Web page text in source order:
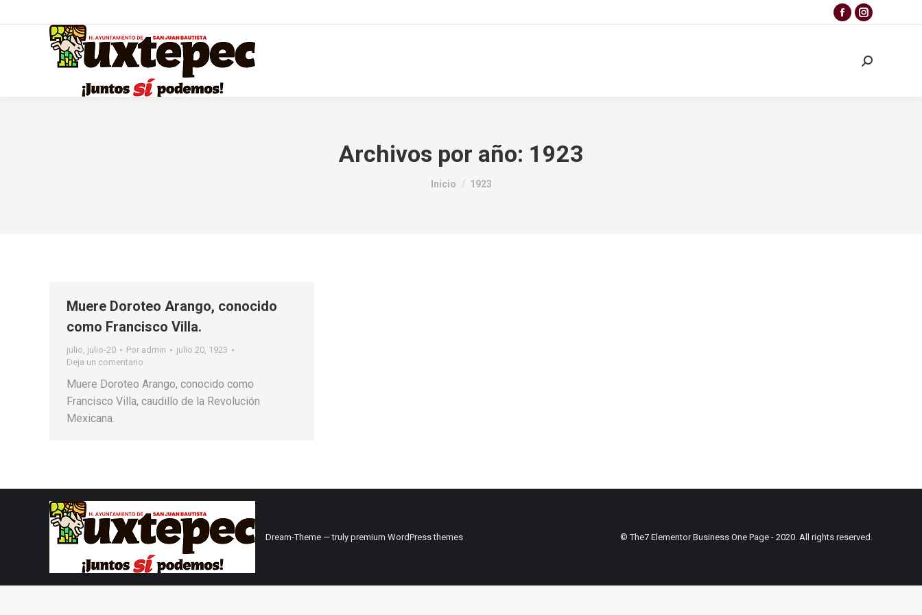
Archivos por año: 1923
Estás aquí:
Inicio 1923
Muere Doroteo Arango, conocido
como Francisco Villa.
julio, julio-20 Por admin
julio 20, 1923
Deja un comentario
Muere Doroteo Arango, conocido como
Francisco Villa, caudillo de la Revolución
Mexicana.
Dream-Theme — truly premium WordPress themes © The7 Elementor Business One Page - 2020. All rights reserved.